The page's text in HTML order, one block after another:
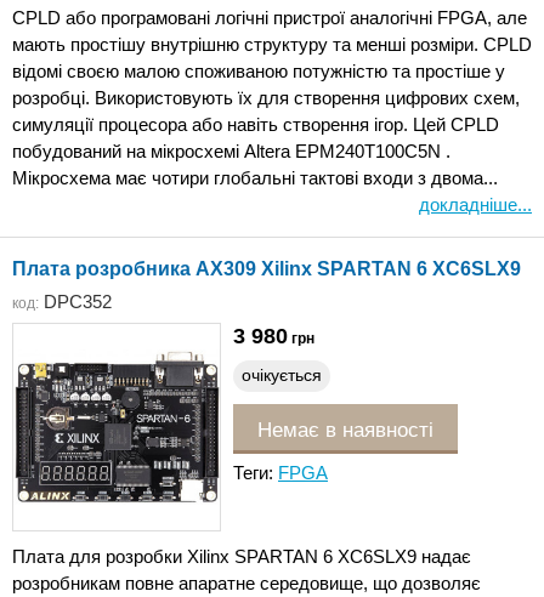
CPLD або програмовані логічні пристрої аналогічні FPGA, але
мають простішу внутрішню структуру та менші розміри. CPLD
відомі своєю малою споживаною потужністю та простіше у
розробці. Використовують їх для створення цифрових схем,
симуляції процесора або навіть створення ігор. Цей CPLD
побудований на мікросхемі Altera EPM240T100C5N .
Мікросхема має чотири глобальні тактові входи з двома...
докладніше...
Плата розробника AX309 Xilinx SPARTAN 6 XC6SLX9
код: DPC352
3 980 грн
очікується
Немає в наявності
Теги: FPGA
Плата для розробки Xilinx SPARTAN 6 XC6SLX9 надає
розробникам повне апаратне середовище, що дозволяє